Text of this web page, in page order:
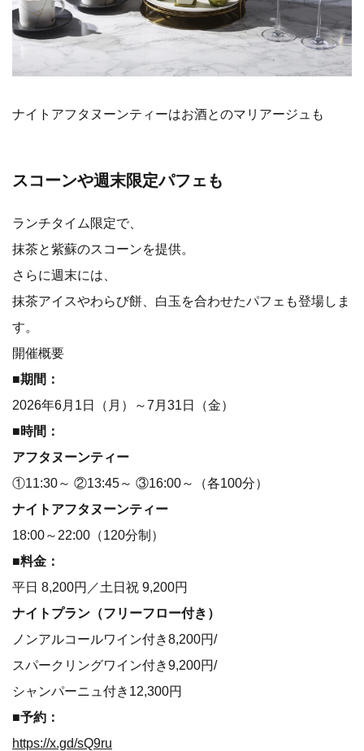
ナイトアフタヌーンティーはお酒とのマリアージュも
スコーンや週末限定パフェも
ランチタイム限定で、
抹茶と紫蘇のスコーンを提供。
さらに週末には、
抹茶アイスやわらび餅、白玉を合わせたパフェも登場しま
す。
開催概要
■期間：
2026年6月1日（月）～7月31日（金）
■時間：
アフタヌーンティー
①11:30～ ②13:45～ ③16:00～（各100分）
ナイトアフタヌーンティー
18:00～22:00（120分制）
■料金：
平日 8,200円／土日祝 9,200円
ナイトプラン（フリーフロー付き）
ノンアルコールワイン付き8,200円/
スパークリングワイン付き9,200円/
シャンパーニュ付き12,300円
■予約：
https://x.gd/sQ9ru